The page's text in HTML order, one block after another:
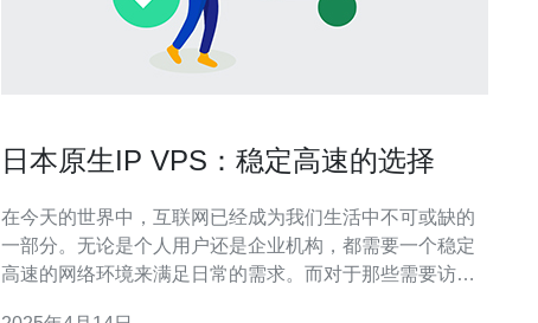
日本原生IP VPS：稳定高速的选择
在今天的世界中，互联网已经成为我们生活中不可或缺的
一部分。无论是个人用户还是企业机构，都需要一个稳定
高速的网络环境来满足日常的需求。而对于那些需要访问